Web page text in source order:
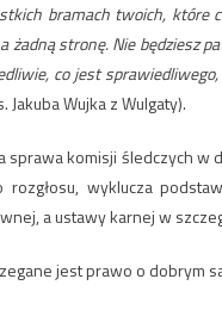
bramach twoich,
stronę. Nie będziesz
co jest
Wujka z Wulgaty).
sprawa komisji śledczych
wyklucza
a ustawy karnej w
jest prawo o dobrym